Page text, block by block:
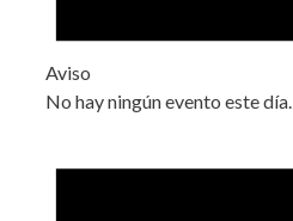
Aviso
No hay ningún evento este día.